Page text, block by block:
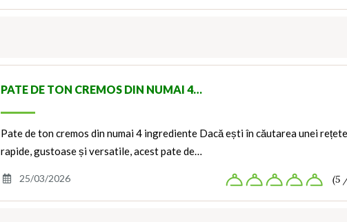
PATE DE TON CREMOS DIN NUMAI 4…
Pate de ton cremos din numai 4 ingrediente Dacă ești în căutarea unei
rapide, gustoase și versatile, acest pate de…
25/03/2026 (5